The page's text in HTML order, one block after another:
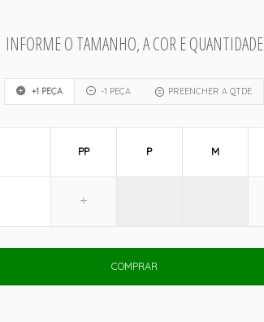
INFORME O TAMANHO, A COR E QUANTIDADE
+1 PEÇA -1 PEÇA PREENCHER A QTDE
PP P M
COMPRAR